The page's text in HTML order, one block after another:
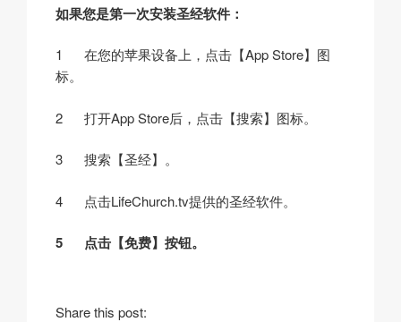
如果您是第一次安装圣经软件：
1 在您的苹果设备上，点击【App Store】图
标。
2 打开App Store后，点击【搜索】图标。
3 搜索【圣经】。
4 点击LifeChurch.tv提供的圣经软件。
5 点击【免费】按钮。
iShare this post: